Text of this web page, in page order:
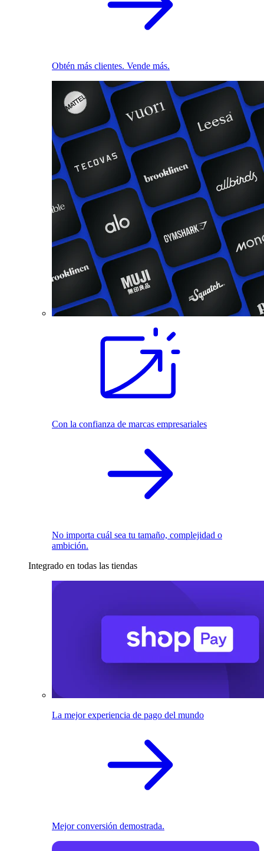
Obtén más clientes. Vende más.
Con la confianza de marcas empresariales
No importa cuál sea tu tamaño, complejidad o
ambición.
Integrado en todas las tiendas
La mejor experiencia de pago del mundo
Mejor conversión demostrada.